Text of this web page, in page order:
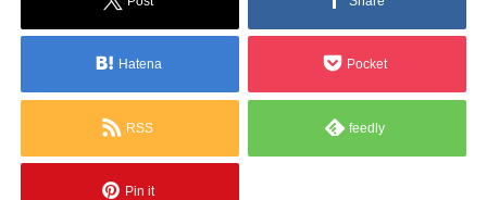
Hatena Pocket
RSS feedly
Pin it